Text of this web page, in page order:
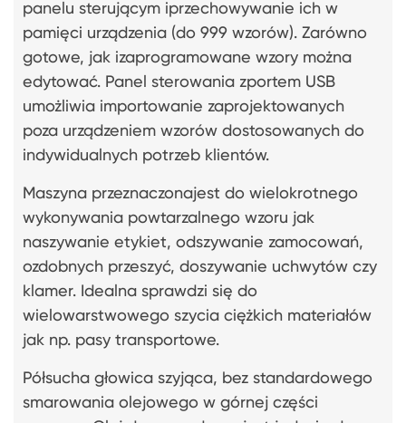
panelu sterującym iprzechowywanie ich w
pamięci urządzenia (do 999 wzorów). Zarówno
gotowe, jak izaprogramowane wzory można
edytować. Panel sterowania zportem USB
umożliwia importowanie zaprojektowanych
poza urządzeniem wzorów dostosowanych do
indywidualnych potrzeb klientów.
Maszyna przeznaczonajest do wielokrotnego
wykonywania powtarzalnego wzoru jak
naszywanie etykiet, odszywanie zamocowań,
ozdobnych przeszyć, doszywanie uchwytów czy
klamer. Idealna sprawdzi się do
wielowarstwowego szycia ciężkich materiałów
jak np. pasy transportowe.
Półsucha głowica szyjąca, bez standardowego
smarowania olejowego w górnej części